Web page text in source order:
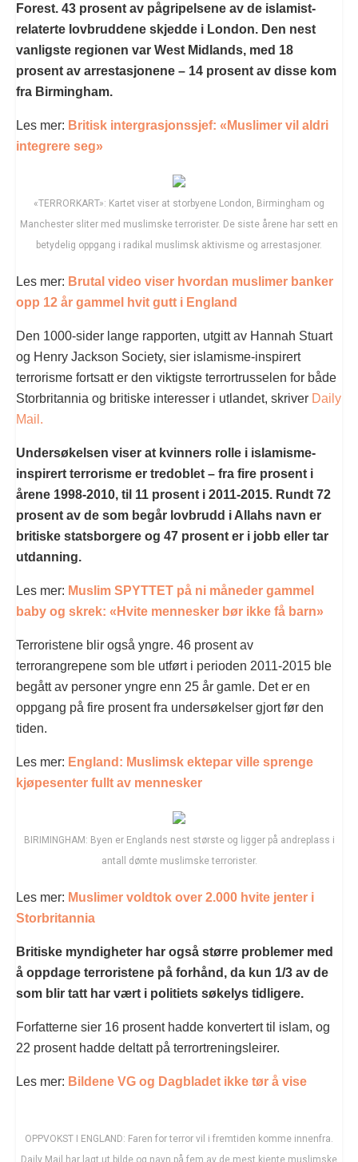
Forest. 43 prosent av pågripelsene av de islamist-
relaterte lovbruddene skjedde i London. Den nest
vanligste regionen var West Midlands, med 18
prosent av arrestasjonene – 14 prosent av disse kom
fra Birmingham.
Les mer: Britisk intergrasjonssjef: «Muslimer vil aldri
integrere seg»
«TERRORKART»: Kartet viser at storbyene London, Birmingham og
Manchester sliter med muslimske terrorister. De siste årene har sett en
betydelig oppgang i radikal muslimsk aktivisme og arrestasjoner.
Les mer: Brutal video viser hvordan muslimer banker
opp 12 år gammel hvit gutt i England
Den 1000-sider lange rapporten, utgitt av Hannah Stuart
og Henry Jackson Society, sier islamisme-inspirert
terrorisme fortsatt er den viktigste terrortrusselen for både
Storbritannia og britiske interesser i utlandet, skriver Daily
Mail.
Undersøkelsen viser at kvinners rolle i islamisme-
inspirert terrorisme er tredoblet – fra fire prosent i
årene 1998-2010, til 11 prosent i 2011-2015. Rundt 72
prosent av de som begår lovbrudd i Allahs navn er
britiske statsborgere og 47 prosent er i jobb eller tar
utdanning.
Les mer: Muslim SPYTTET på ni måneder gammel
baby og skrek: «Hvite mennesker bør ikke få barn»
Terroristene blir også yngre. 46 prosent av
terrorangrepene som ble utført i perioden 2011-2015 ble
begått av personer yngre enn 25 år gamle. Det er en
oppgang på fire prosent fra undersøkelser gjort før den
tiden.
Les mer: England: Muslimsk ektepar ville sprenge
kjøpesenter fullt av mennesker
BIRIMINGHAM: Byen er Englands nest største og ligger på andreplass i
antall dømte muslimske terrorister.
Les mer: Muslimer voldtok over 2.000 hvite jenter i
Storbritannia
Britiske myndigheter har også større problemer med
å oppdage terroristene på forhånd, da kun 1/3 av de
som blir tatt har vært i politiets søkelys tidligere.
Forfatterne sier 16 prosent hadde konvertert til islam, og
22 prosent hadde deltatt på terrortreningsleirer.
Les mer: Bildene VG og Dagbladet ikke tør å vise
OPPVOKST I ENGLAND: Faren for terror vil i fremtiden komme innenfra.
Daily Mail har lagt ut bilde og navn på fem av de mest kjente muslimske